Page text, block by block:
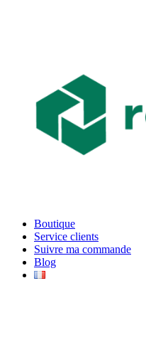
Boutique
Service clients
Suivre ma commande
Blog